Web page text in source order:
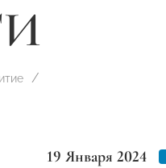
19 Января 2024